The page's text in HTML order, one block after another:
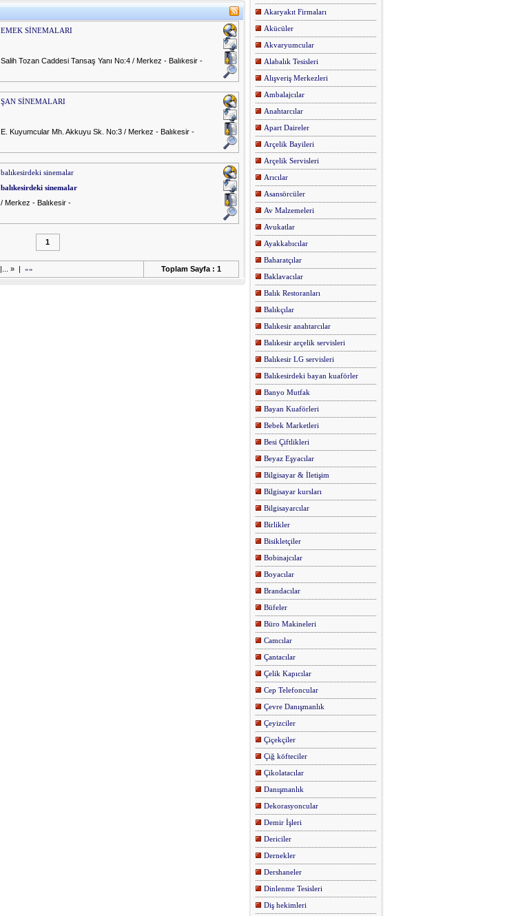
EMEK SİNEMALARI
Salih Tozan Caddesi Tansaş Yanı No:4 / Merkez - Balıkesir -
ŞAN SİNEMALARI
E. Kuyumcular Mh. Akkuyu Sk. No:3 / Merkez - Balıkesir -
balıkesirdeki sinemalar
balıkesirdeki sinemalar
/ Merkez - Balıkesir -
1
|... » | »» Toplam Sayfa : 1
Akaryakıt Firmaları
Akücüler
Akvaryumcular
Alabalık Tesisleri
Alışveriş Merkezleri
Ambalajcılar
Anahtarcılar
Apart Daireler
Arçelik Bayileri
Arçelik Servisleri
Arıcılar
Asansörcüler
Av Malzemeleri
Avukatlar
Ayakkabıcılar
Baharatçılar
Baklavacılar
Balık Restoranları
Balıkçılar
Balıkesir anahtarcılar
Balıkesir arçelik servisleri
Balıkesir LG servisleri
Balıkesirdeki bayan kuaförler
Banyo Mutfak
Bayan Kuaförleri
Bebek Marketleri
Besi Çiftlikleri
Beyaz Eşyacılar
Bilgisayar & İletişim
Bilgisayar kursları
Bilgisayarcılar
Birlikler
Bisikletçiler
Bobinajcılar
Boyacılar
Brandacılar
Büfeler
Büro Makineleri
Camcılar
Çantacılar
Çelik Kapıcılar
Cep Telefoncular
Çevre Danışmanlık
Çeyizciler
Çiçekçiler
Çiğ köfteciler
Çikolatacılar
Danışmanlık
Dekorasyoncular
Demir İşleri
Dericiler
Dernekler
Dershaneler
Dinlenme Tesisleri
Diş hekimleri